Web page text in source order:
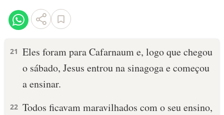
VERSÍCULOS
PALAVRA DO DIA
21 Eles foram para Cafarnaum e, logo que chegou
o sábado, Jesus entrou na sinagoga e começou
a ensinar.
22 Todos ficavam maravilhados com o seu ensino,